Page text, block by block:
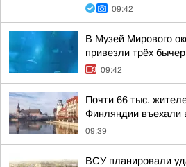
09:42
В Музей Мирового
привезли трёх
09:42
Почти 66 тыс.
Финляндии въехали
09:39
ВСУ планировали